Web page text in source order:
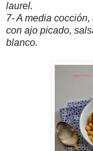
laurel.
7- A media
con ajo picado,
blanco.